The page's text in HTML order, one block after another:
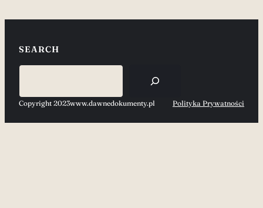
SEARCH
Copyright 2023www.dawnedokumenty.pl Polityka Prywatności